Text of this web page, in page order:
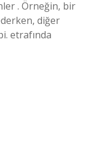
. Örneğin, bir
diğer
etrafında